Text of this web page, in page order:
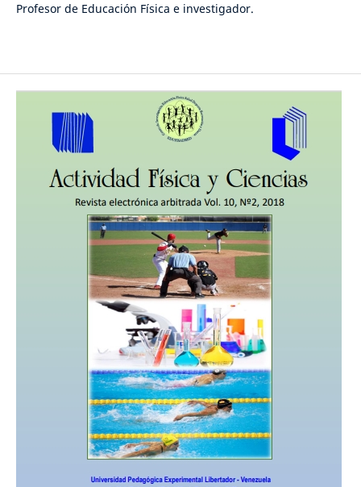
Profesor de Educación Física e investigador.